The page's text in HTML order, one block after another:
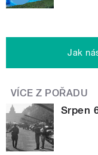
Jak
VÍCE Z POŘADU
Srpen